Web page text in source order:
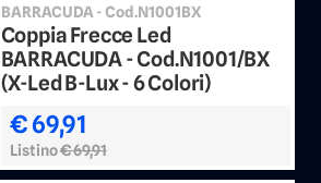
BARRACUDA - Cod.N1001BX
Coppia Frecce Led
BARRACUDA - Cod.N1001/BX
(X-Led B-Lux - 6 Colori)
€ 69,91
Listino€ 69,91